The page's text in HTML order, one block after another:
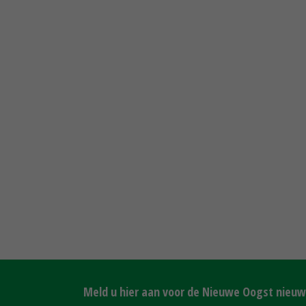
Meld u hier aan voor de Nieuwe Oogst